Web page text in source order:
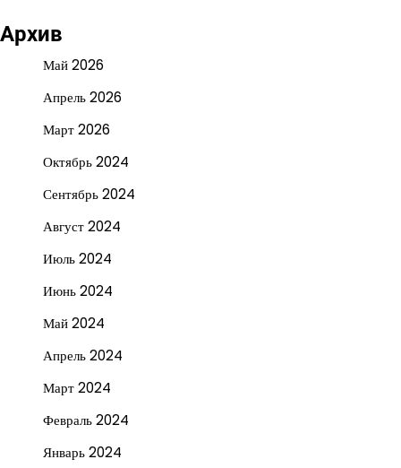
Архив
Май 2026
Апрель 2026
Март 2026
Октябрь 2024
Сентябрь 2024
Август 2024
Июль 2024
Июнь 2024
Май 2024
Апрель 2024
Март 2024
Февраль 2024
Январь 2024